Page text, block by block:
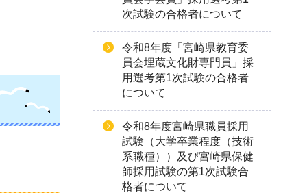
次試験の合格者について
令和8年度「宮崎県教育委
員会埋蔵文化財専門員」採
用選考第1次試験の合格者
について
令和8年度宮崎県職員採用
試験（大学卒業程度（技術
系職種））及び宮崎県保健
師採用試験の第1次試験合
格者について